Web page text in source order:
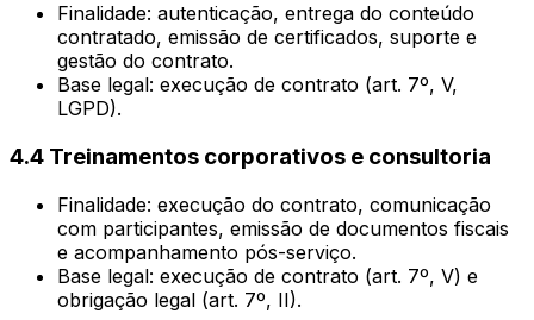
Finalidade: autenticação, entrega do conteúdo
contratado, emissão de certificados, suporte e
gestão do contrato.
Base legal: execução de contrato (art. 7º, V,
LGPD).
4.4 Treinamentos corporativos e consultoria
Finalidade: execução do contrato, comunicação
com participantes, emissão de documentos fiscais
e acompanhamento pós-serviço.
Base legal: execução de contrato (art. 7º, V) e
obrigação legal (art. 7º, II).